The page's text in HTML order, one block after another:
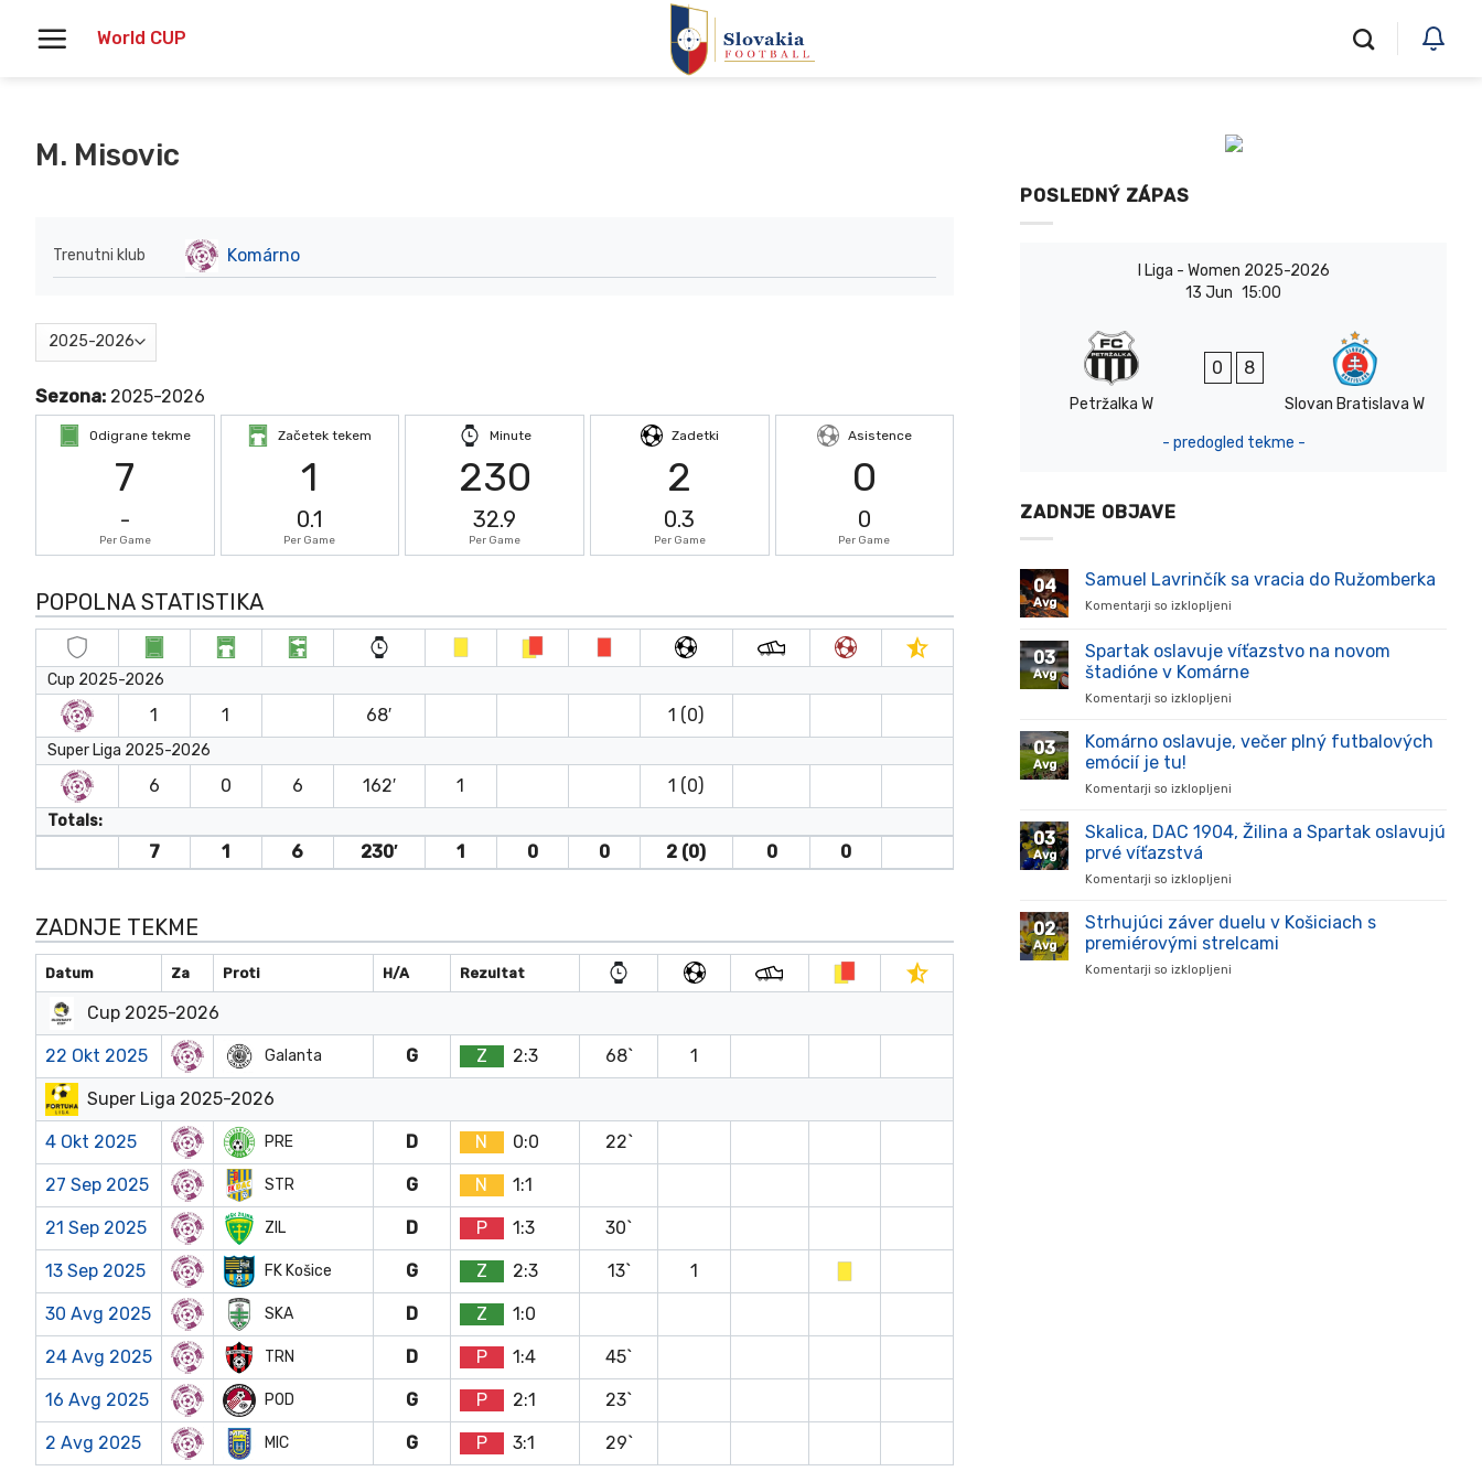
World CUP
M. Misovic
Trenutni klub Komárno
Sezona: 2025-2026
Odigrane tekme
7
-
Per Game
Začetek tekem
1
0.1
Per Game
Minute
230
32.9
Per Game
Zadetki
2
0.3
Per Game
Asistence
0
0
Per Game
POPOLNA STATISTIKA
Cup 2025-2026
1 1 68′ 1 (0)
Super Liga 2025-2026
6 0 6 162′ 1 1 (0)
Totals:
7 1 6 230′ 1 0 0 2 (0) 0 0
ZADNJE TEKME
Datum Za Proti H/A Rezultat
Cup 2025-2026
22 Okt 2025 Galanta G Z 2:3 68` 1
Super Liga 2025-2026
4 Okt 2025 PRE D N 0:0 22`
27 Sep 2025 STR G N 1:1
21 Sep 2025 ZIL D P 1:3 30`
13 Sep 2025 FK Košice G Z 2:3 13` 1
30 Avg 2025 SKA D Z 1:0
24 Avg 2025 TRN D P 1:4 45`
16 Avg 2025 POD G P 2:1 23`
2 Avg 2025 MIC G P 3:1 29`
POSLEDNÝ ZÁPAS
I Liga - Women 2025-2026
13 Jun 15:00
Petržalka W
0 8
Slovan Bratislava W
- predogled tekme -
ZADNJE OBJAVE
04
Avg
Samuel Lavrinčík sa vracia do Ružomberka
Komentarji so izklopljeni
Lavrinčík
vracia
03
Avg
Spartak oslavuje víťazstvo na novom
štadióne v Komárne
Komentarji so izklopljeni
oslavuje
v
03
Avg
Komárno oslavuje, večer plný futbalových
emócií je tu!
Komentarji so izklopljeni
oslavuje,
je
tu!
03
Avg
Skalica, DAC 1904, Žilina a Spartak oslavujú
prvé víťazstvá
Komentarji so izklopljeni
DAC
1904,
02
Avg
Strhujúci záver duelu v Košiciach s
premiérovými strelcami
Komentarji so izklopljeni